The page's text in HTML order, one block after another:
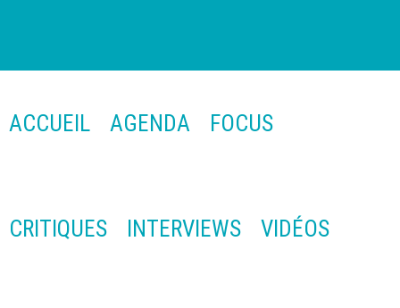
ACCUEIL AGENDA FOCUS
CRITIQUES INTERVIEWS VIDÉOS